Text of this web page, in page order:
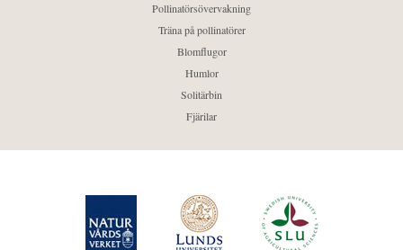
Pollinatörsövervakning
Träna på pollinatörer
Blomflugor
Humlor
Solitärbin
Fjärilar